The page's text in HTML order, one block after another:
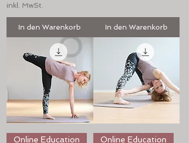
inkl. MwSt.
In den Warenkorb In den Warenkorb
Online Education Online Education